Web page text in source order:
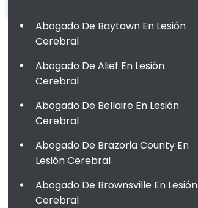
Abogado De Baytown En Lesión
Cerebral
Abogado De Alief En Lesión
Cerebral
Abogado De Bellaire En Lesión
Cerebral
Abogado De Brazoria County En
Lesión Cerebral
Abogado De Brownsville En Lesión
Cerebral